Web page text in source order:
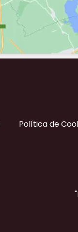
Política de